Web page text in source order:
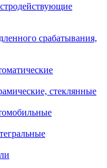
срабатывания,
стеклянные